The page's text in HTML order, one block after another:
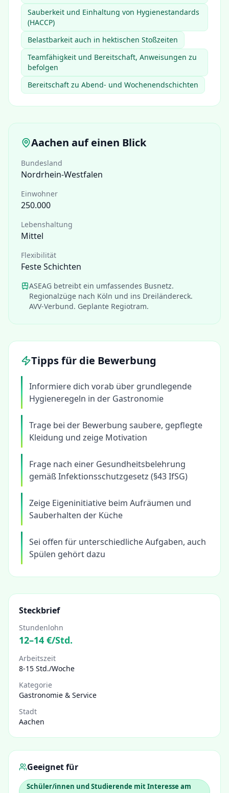
Sauberkeit und Einhaltung von Hygienestandards
(HACCP)
Belastbarkeit auch in hektischen Stoßzeiten
Teamfähigkeit und Bereitschaft, Anweisungen zu
befolgen
Bereitschaft zu Abend- und Wochenendschichten
Aachen auf einen Blick
Bundesland
Nordrhein-Westfalen
Einwohner
250.000
Lebenshaltung
Mittel
Flexibilität
Feste Schichten
ASEAG betreibt ein umfassendes Busnetz.
Regionalzüge nach Köln und ins Dreiländereck.
AVV-Verbund. Geplante Regiotram.
Tipps für die Bewerbung
Informiere dich vorab über grundlegende
Hygieneregeln in der Gastronomie
Trage bei der Bewerbung saubere, gepflegte
Kleidung und zeige Motivation
Frage nach einer Gesundheitsbelehrung
gemäß Infektionsschutzgesetz (§43 IfSG)
Zeige Eigeninitiative beim Aufräumen und
Sauberhalten der Küche
Sei offen für unterschiedliche Aufgaben, auch
Spülen gehört dazu
Steckbrief
Stundenlohn
12–14 €/Std.
Arbeitszeit
8-15 Std./Woche
Kategorie
Gastronomie & Service
Stadt
Aachen
Geeignet für
Schüler/innen und Studierende mit Interesse am